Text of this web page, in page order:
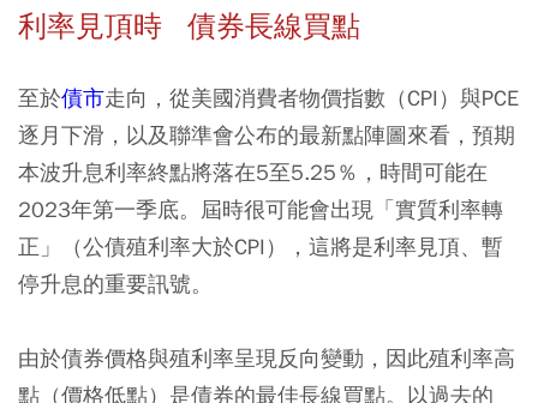
利率見頂時 債券長線買點
至於債市走向，從美國消費者物價指數（CPI）與PCE
逐月下滑，以及聯準會公布的最新點陣圖來看，預期
本波升息利率終點將落在5至5.25％，時間可能在
2023年第一季底。屆時很可能會出現「實質利率轉
正」（公債殖利率大於CPI），這將是利率見頂、暫
停升息的重要訊號。
由於債券價格與殖利率呈現反向變動，因此殖利率高
點（價格低點）是債券的最佳長線買點。以過去的